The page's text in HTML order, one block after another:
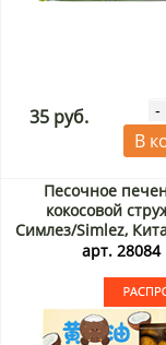
35 руб. -
В
Песочное
кокосовой
Симлез/Simlez,
Срок доарт. 28084